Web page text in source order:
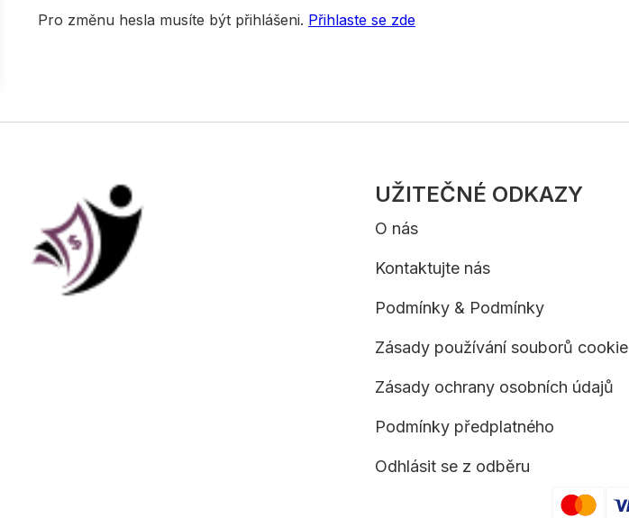
Pro změnu hesla musíte být přihlášeni. Přihlaste se zde
UŽITEČNÉ ODKAZY
O nás
Kontaktujte nás
Podmínky & Podmínky
Zásady používání souborů cookie
Zásady ochrany osobních údajů
Podmínky předplatného
Odhlásit se z odběru